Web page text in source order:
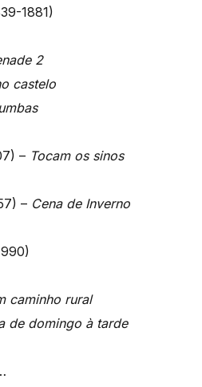
1881)
2
castelo
– Tocam os sinos
– Cena de Inverno
caminho rural
de domingo à tarde